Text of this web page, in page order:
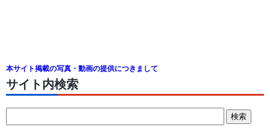
本サイト掲載の写真・動画の提供につきまして
サイト内検索